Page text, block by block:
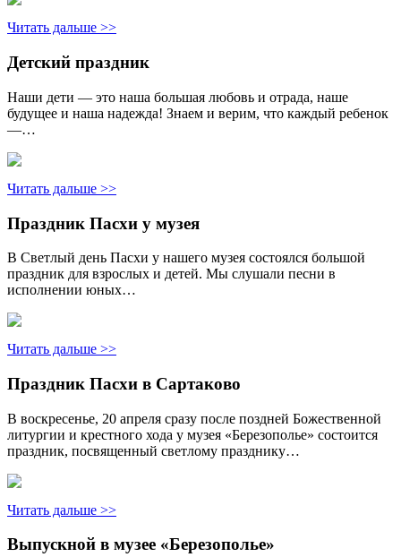
Читать дальше >>
Детский праздник
Наши дети — это наша большая любовь и отрада, наше
будущее и наша надежда! Знаем и верим, что каждый ребенок
—…
Читать дальше >>
Праздник Пасхи у музея
В Светлый день Пасхи у нашего музея состоялся большой
праздник для взрослых и детей. Мы слушали песни в
исполнении юных…
Читать дальше >>
Праздник Пасхи в Сартаково
В воскресенье, 20 апреля сразу после поздней Божественной
литургии и крестного хода у музея «Березополье» состоится
праздник, посвященный светлому празднику…
Читать дальше >>
Выпускной в музее «Березополье»